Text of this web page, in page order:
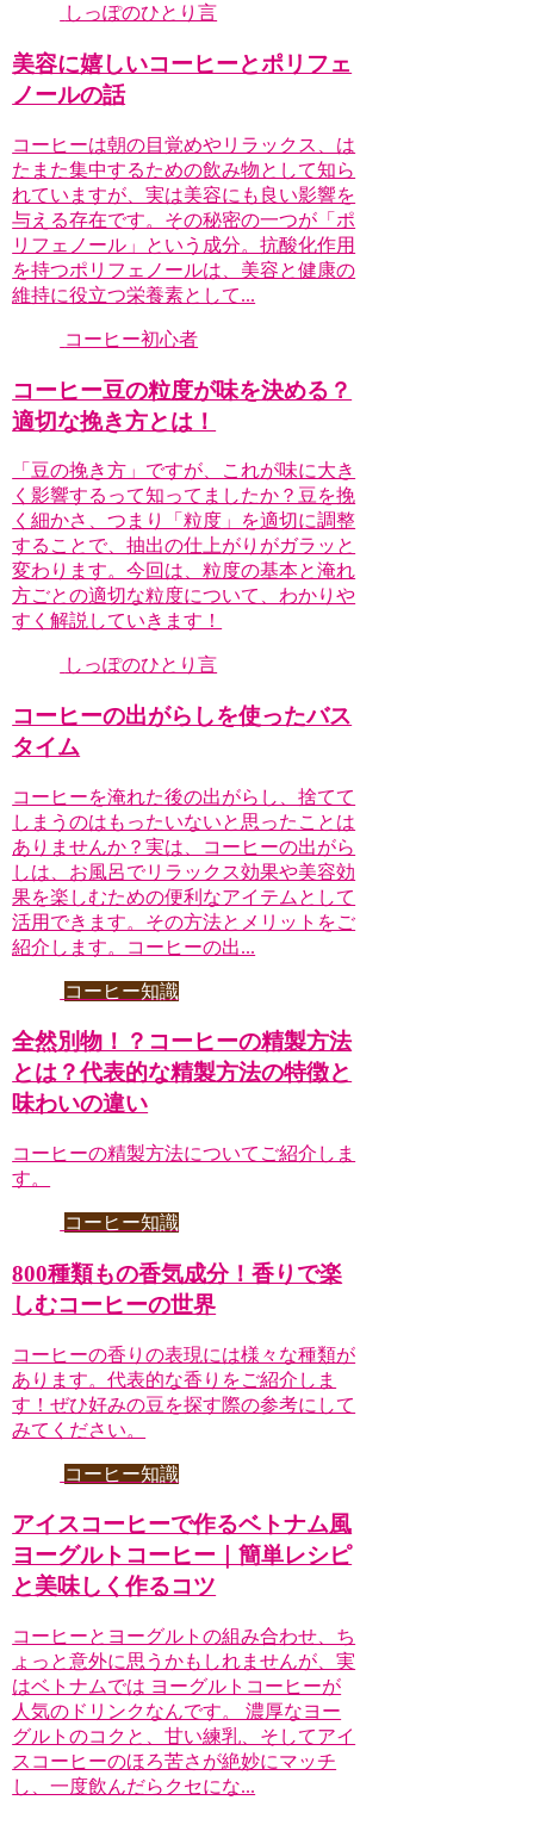
しっぽのひとり言
美容に嬉しいコーヒーとポリフェ
ノールの話
コーヒーは朝の目覚めやリラックス、は
たまた集中するための飲み物として知ら
れていますが、実は美容にも良い影響を
与える存在です。その秘密の一つが「ポ
リフェノール」という成分。抗酸化作用
を持つポリフェノールは、美容と健康の
維持に役立つ栄養素として...
コーヒー初心者
コーヒー豆の粒度が味を決める？
適切な挽き方とは！
「豆の挽き方」ですが、これが味に大き
く影響するって知ってましたか？豆を挽
く細かさ、つまり「粒度」を適切に調整
することで、抽出の仕上がりがガラッと
変わります。今回は、粒度の基本と淹れ
方ごとの適切な粒度について、わかりや
すく解説していきます！
しっぽのひとり言
コーヒーの出がらしを使ったバス
タイム
コーヒーを淹れた後の出がらし、捨てて
しまうのはもったいないと思ったことは
ありませんか？実は、コーヒーの出がら
しは、お風呂でリラックス効果や美容効
果を楽しむための便利なアイテムとして
活用できます。その方法とメリットをご
紹介します。コーヒーの出...
コーヒー知識
全然別物！？コーヒーの精製方法
とは？代表的な精製方法の特徴と
味わいの違い
コーヒーの精製方法についてご紹介しま
す。
コーヒー知識
800種類もの香気成分！香りで楽
しむコーヒーの世界
コーヒーの香りの表現には様々な種類が
あります。代表的な香りをご紹介しま
す！ぜひ好みの豆を探す際の参考にして
みてください。
コーヒー知識
アイスコーヒーで作るベトナム風
ヨーグルトコーヒー｜簡単レシピ
と美味しく作るコツ
コーヒーとヨーグルトの組み合わせ、ち
ょっと意外に思うかもしれませんが、実
はベトナムでは ヨーグルトコーヒーが
人気のドリンクなんです。 濃厚なヨー
グルトのコクと、甘い練乳、そしてアイ
スコーヒーのほろ苦さが絶妙にマッチ
し、一度飲んだらクセにな...